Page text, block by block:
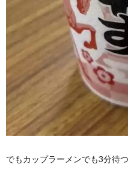
でもカップラーメンでも3分待